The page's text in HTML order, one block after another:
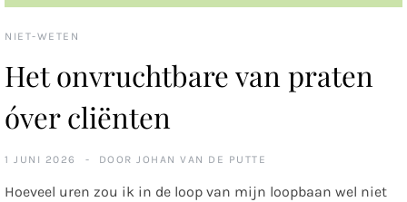
NIET-WETEN
Het onvruchtbare van praten
óver cliënten
1 JUNI 2026 DOOR JOHAN VAN DE PUTTE
Hoeveel uren zou ik in de loop van mijn loopbaan wel niet